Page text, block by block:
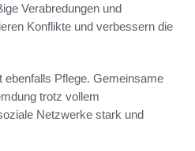
Verabredungen und
Konflikte und verbessern die
ebenfalls Pflege. Gemeinsame
trotz vollem
Netzwerke stark und